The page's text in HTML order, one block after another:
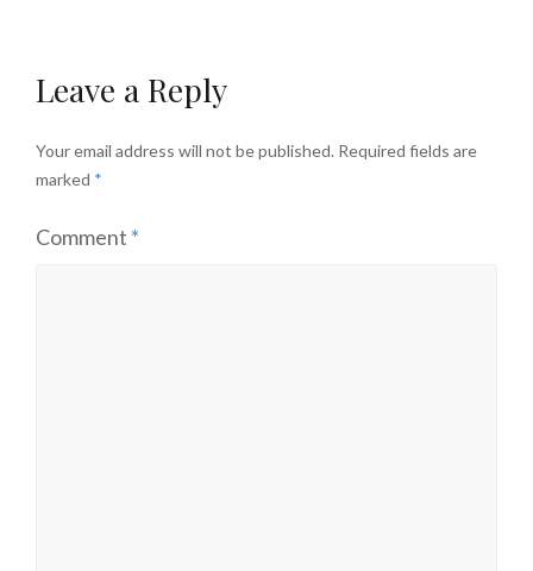
Leave a Reply
Your email address will not be published. Required fields are
marked *
Comment *